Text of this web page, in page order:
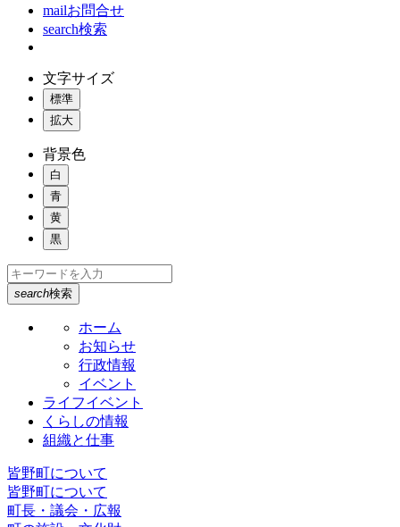
mailお問合せ
search検索
文字サイズ
標準
拡大
背景色
白
青
黄
黒
search検索
ホーム
お知らせ
行政情報
イベント
ライフイベント
くらしの情報
組織と仕事
皆野町について
皆野町について
町長・議会・広報